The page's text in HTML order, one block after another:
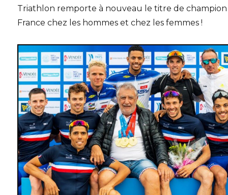
Triathlon remporte à nouveau le titre de
France chez les hommes et chez les femmes !